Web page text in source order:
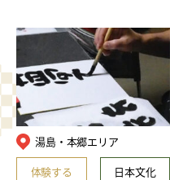
湯島・本郷エリア
体験する
日本文化